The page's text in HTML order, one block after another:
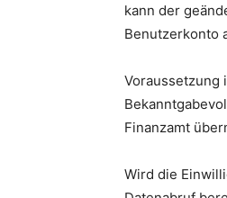
kann der
Benutzerkonto
Voraussetzung
Finanzamt
Wird die